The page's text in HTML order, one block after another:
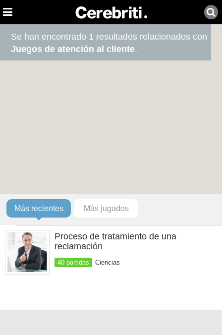
Se han encontrado 1 resultados relacionados con
Juegos de atención al cliente.
Más recientes Más jugados
Proceso de tratamiento de una
reclamación
40 partidas Ciencias